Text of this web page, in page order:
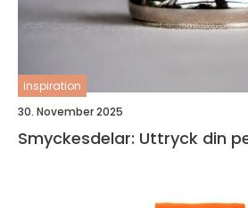
inspiration
30. November 2025
Smyckesdelar: Uttryck din